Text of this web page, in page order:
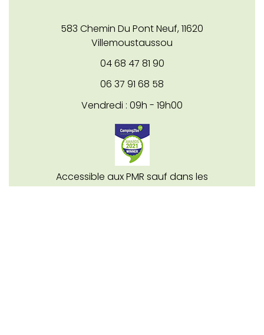
583 Chemin Du Pont Neuf,11620
Villemoustaussou
04 68 47 81 90
06 37 91 68 58
Vendredi : 09h - 19h00
Accessible aux PMR sauf dans les
hébergements